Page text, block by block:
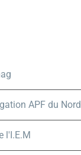
APF du Nord
l'I.E.M